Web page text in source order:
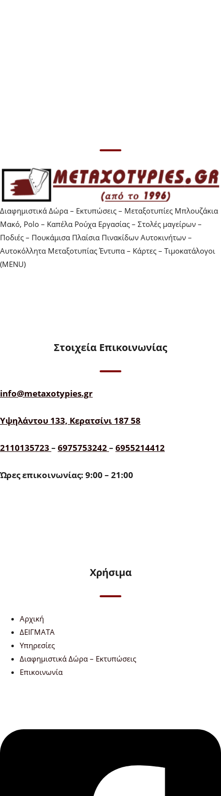
Διαφημιστικά Δώρα – Εκτυπώσεις – Μεταξοτυπίες Μπλουζάκια
Μακό, Polo – Καπέλα Ρούχα Εργασίας – Στολές μαγείρων –
Ποδιές – Πουκάμισα Πλαίσια Πινακίδων Αυτοκινήτων –
Αυτοκόλλητα Μεταξοτυπίας Έντυπα – Κάρτες – Τιμοκατάλογοι
(MENU)
Στοιχεία Επικοινωνίας
info@metaxotypies.gr
Υψηλάντου 133, Κερατσίνι 187 58
2110135723 – 6975753242– 6955214412
Ώρες επικοινωνίας: 9:00 – 21:00
Χρήσιμα
Αρχική
ΔΕΙΓΜΑΤΑ
Υπηρεσίες
Διαφημιστικά Δώρα – Εκτυπώσεις
Επικοινωνία